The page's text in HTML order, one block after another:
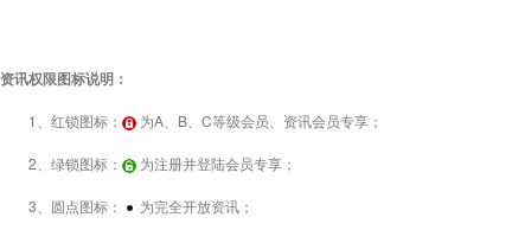
资讯权限图标说明：
1、红锁图标： 为A、B、C等级会员、资讯会员专享；
2、绿锁图标： 为注册并登陆会员专享；
3、圆点图标： 为完全开放资讯；